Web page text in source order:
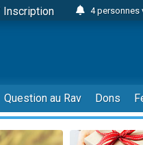
Inscription
4 personnes
3
13
2 personnes
Question au Rav Dons